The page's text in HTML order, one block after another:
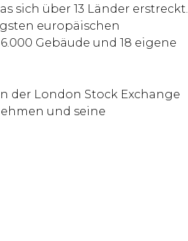
sich über 13 Länder erstreckt.
europäischen
Gebäude und 18 eigene
der London Stock Exchange
und seine